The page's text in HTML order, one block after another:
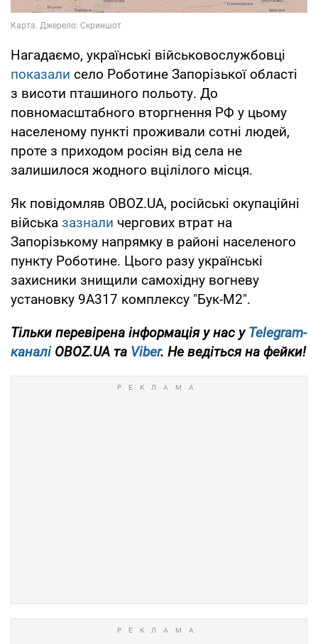
Нагадаємо, українські військовослужбовці
показали село Роботине Запорізької області
з висоти пташиного польоту. До
повномасштабного вторгнення РФ у цьому
населеному пункті проживали сотні людей,
проте з приходом росіян від села не
залишилося жодного вцілілого місця.
Як повідомляв OBOZ.UA, російські окупаційні
війська зазнали чергових втрат на
Запорізькому напрямку в районі населеного
пункту Роботине. Цього разу українські
захисники знищили самохідну вогневу
установку 9А317 комплексу "Бук-М2".
Тільки перевірена інформація у нас уTelegram-
каналіOBOZ.UA та Viber. Не ведіться на фейки!